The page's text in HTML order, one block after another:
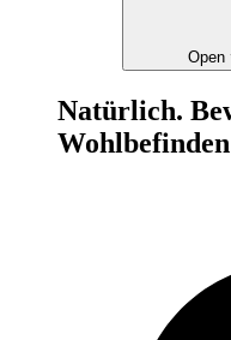
Natürlich.
Wohlbefinden